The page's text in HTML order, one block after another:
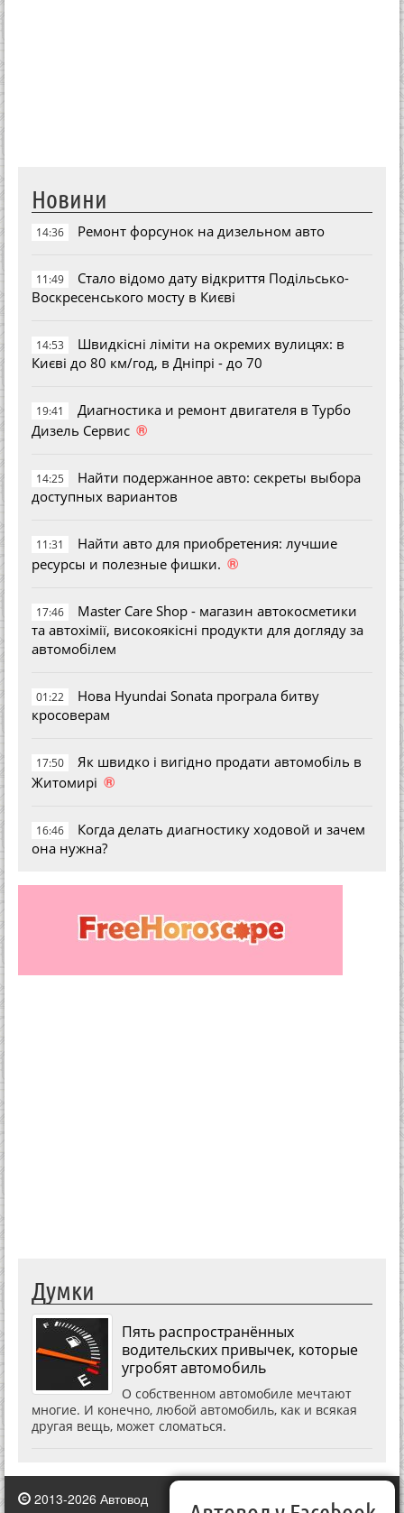
Новини
14:36 Ремонт форсунок на дизельном авто
11:49
Стало відомо дату відкриття Подільсько-
Воскресенського мосту в Києві
14:53
Швидкісні ліміти на окремих вулицях: в
Києві до 80 км/год, в Дніпрі - до 70
19:41
Диагностика и ремонт двигателя в Турбо
Дизель Сервис ®
14:25
Найти подержанное авто: секреты выбора
доступных вариантов
11:31
Найти авто для приобретения: лучшие
ресурсы и полезные фишки. ®
17:46
Master Care Shop - магазин автокосметики
та автохімії, високоякісні продукти для догляду за
автомобілем
01:22
Нова Hyundai Sonata програла битву
кросоверам
17:50
Як швидко і вигідно продати автомобіль в
Житомирі ®
16:46
Когда делать диагностику ходовой и зачем
она нужна?
Думки
Пять распространённых
водительских привычек, которые
угробят автомобиль
О собственном автомобиле мечтают
многие. И конечно, любой автомобиль, как и всякая
другая вещь, может сломаться.
2013-2026 Автовод